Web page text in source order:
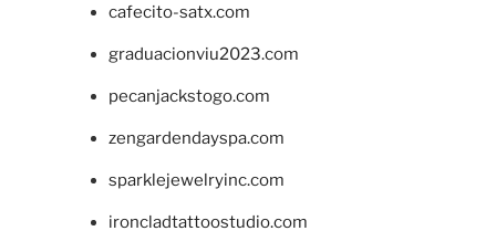
cafecito-satx.com
graduacionviu2023.com
pecanjackstogo.com
zengardendayspa.com
sparklejewelryinc.com
ironcladtattoostudio.com